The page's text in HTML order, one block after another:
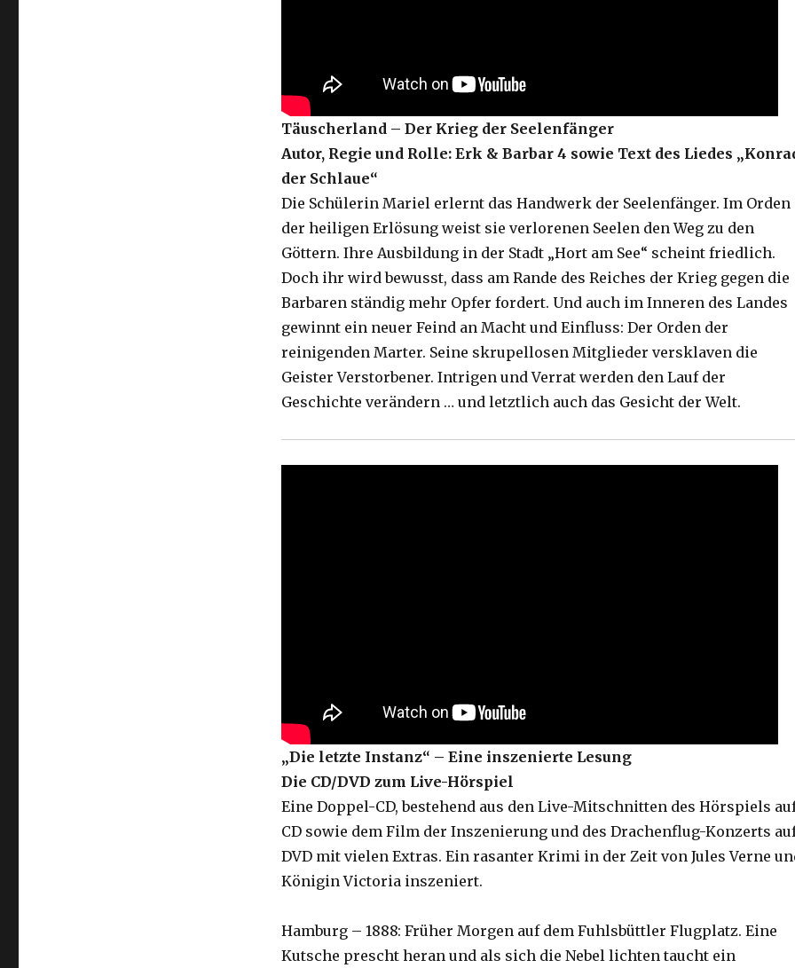
Täuscherland – Der Krieg der Seelenfänger
Autor, Regie und Rolle: Erk & Barbar 4 sowie Text des Liedes
der Schlaue“
Die Schülerin Mariel erlernt das Handwerk der Seelenfänger. Im Orden
der heiligen Erlösung weist sie verlorenen Seelen den Weg zu den
Göttern. Ihre Ausbildung in der Stadt „Hort am See“ scheint friedlich.
Doch ihr wird bewusst, dass am Rande des Reiches der Krieg gegen die
Barbaren ständig mehr Opfer fordert. Und auch im Inneren des Landes
gewinnt ein neuer Feind an Macht und Einfluss: Der Orden der
reinigenden Marter. Seine skrupellosen Mitglieder versklaven die
Geister Verstorbener. Intrigen und Verrat werden den Lauf der
Geschichte verändern … und letztlich auch das Gesicht der Welt.
„Die letzte Instanz“ – Eine inszenierte Lesung
Die CD/DVD zum Live-Hörspiel
Eine Doppel-CD, bestehend aus den Live-Mitschnitten des Hörspiels
CD sowie dem Film der Inszenierung und des Drachenflug-Konzerts
DVD mit vielen Extras. Ein rasanter Krimi in der Zeit von Jules Verne
Königin Victoria inszeniert.
Hamburg – 1888: Früher Morgen auf dem Fuhlsbüttler Flugplatz. Eine
Kutsche prescht heran und als sich die Nebel lichten taucht ein